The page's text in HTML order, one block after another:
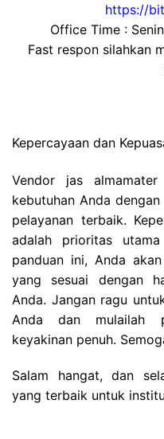
https://
Office Time :
Fast respon silahkan
Kepercayaan dan
Vendor jas
kebutuhan Anda
pelayanan terbaik.
adalah prioritas
panduan ini, Anda
yang sesuai dengan
Anda. Jangan ragu
Anda dan mulailah
keyakinan penuh.
Salam hangat, dan
yang terbaik untuk